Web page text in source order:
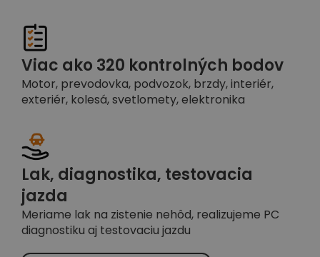
Viac ako 320 kontrolných bodov
Motor, prevodovka, podvozok, brzdy, interiér,
exteriér, kolesá, svetlomety, elektronika
Lak, diagnostika, testovacia
jazda
Meriame lak na zistenie nehôd, realizujeme PC
diagnostiku aj testovaciu jazdu